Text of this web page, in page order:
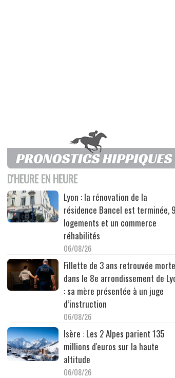
D'HEURE EN HEURE
Lyon : la rénovation de la
résidence Bancel est terminée, 9
logements et un commerce
réhabilités
06/08/26
Fillette de 3 ans retrouvée morte
dans le 8e arrondissement de
: sa mère présentée à un juge
d’instruction
06/08/26
Isère : Les 2 Alpes parient 135
millions d'euros sur la haute
altitude
06/08/26